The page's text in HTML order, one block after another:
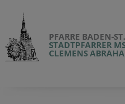
PFARRE BADEN-
STADTPFARRER
CLEMENS